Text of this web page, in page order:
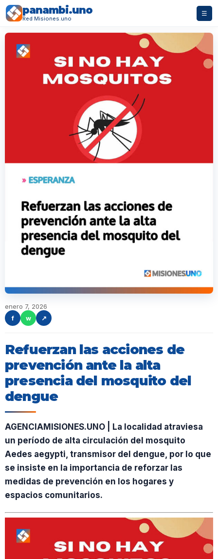
panambi.uno
Red Misiones.uno
☰
enero 7, 2026
f
w ↗
Refuerzan las acciones de
prevención ante la alta
presencia del mosquito del
dengue
AGENCIAMISIONES.UNO | La localidad atraviesa
un período de alta circulación del mosquito
Aedes aegypti, transmisor del dengue, por lo que
se insiste en la importancia de reforzar las
medidas de prevención en los hogares y
espacios comunitarios.